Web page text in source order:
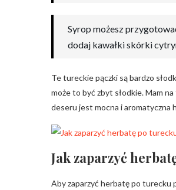
Syrop możesz
dodaj kawałki skórki
Te tureckie pączki są bardzo
może to być zbyt słodkie. Mam
deseru jest mocna i aromatyczna
Jak zaparzyć
Aby zaparzyć herbatę po turecku